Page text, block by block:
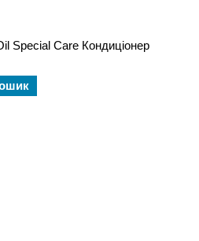
Special Care Кондиціонер